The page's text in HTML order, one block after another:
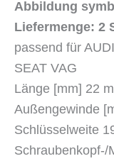
Abbildung
Liefermenge: 2
passend für
SEAT VAG
Länge [mm] 22
Außengewinde
Schlüsselweite
Schraubenkopf-/